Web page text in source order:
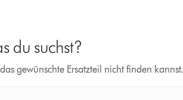
du suchst?
gewünschte Ersatzteil nicht finden kannst.